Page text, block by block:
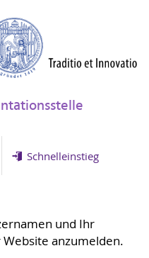
Schnelleinstieg
und Ihr
Website anzumelden.